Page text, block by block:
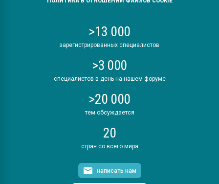
>13 000
зарегистрированных специалистов
>3 000
специалистов в день на нашем форуме
>20 000
тем обсуждается
20
стран со всего мира
написать нам